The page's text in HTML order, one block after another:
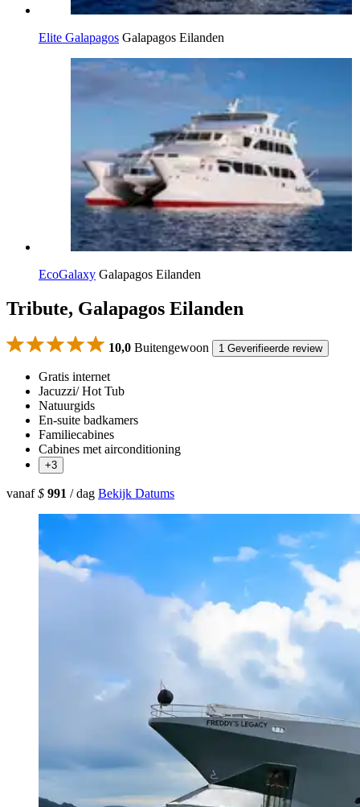
Elite Galapagos Galapagos Eilanden
EcoGalaxy Galapagos Eilanden
Tribute, Galapagos Eilanden
10,0 Buitengewoon 1 Geverifieerde review
Gratis internet
Jacuzzi/ Hot Tub
Natuurgids
En-suite badkamers
Familiecabines
Cabines met airconditioning
+3
vanaf$ 991 / dag Bekijk Datums